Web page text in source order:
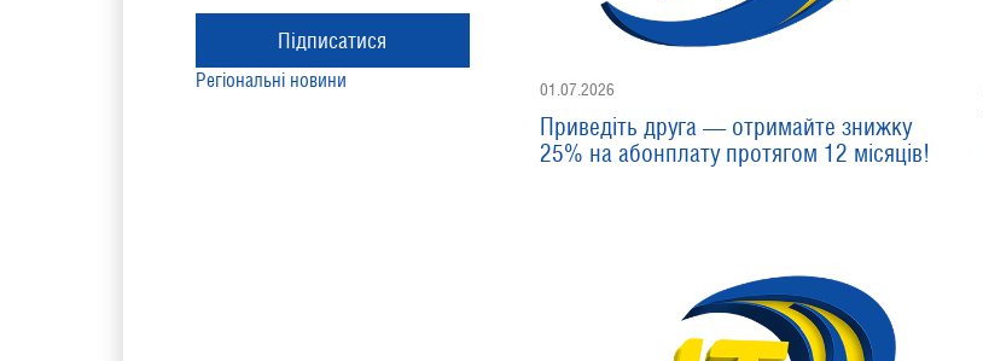
Підписатися
Регіональні новини 01.07.2026
Приведіть друга — отримайте знижку
25% на абонплату протягом 12 місяців!